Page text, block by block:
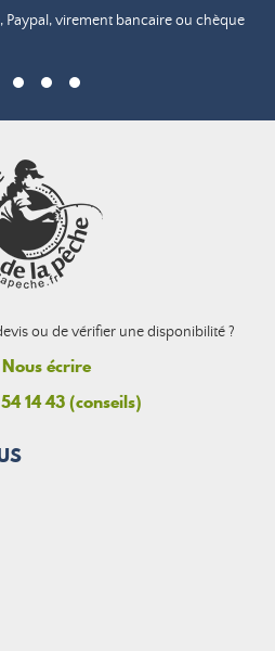
Paypal, virement bancaire ou chèque
ou de vérifier une disponibilité ?
Nous écrire
14 43 (conseils)